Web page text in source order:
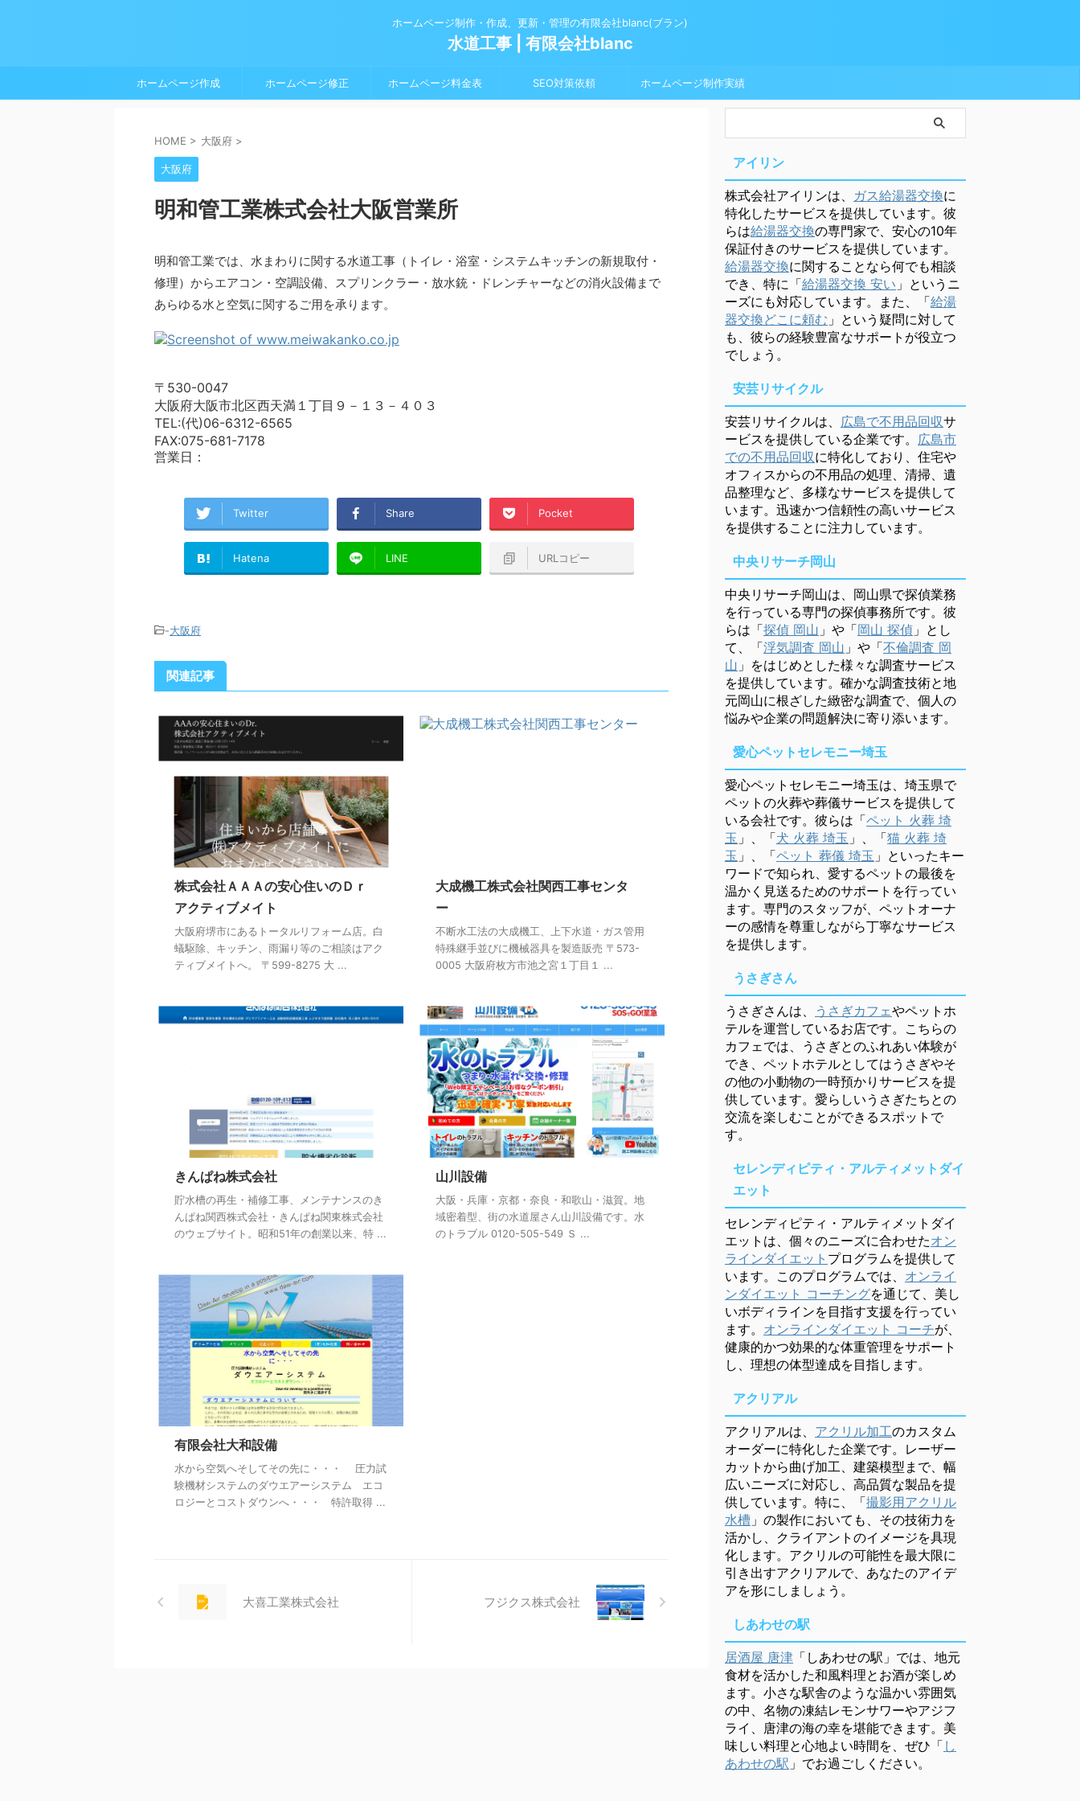
ホームページ制作・作成、更新・管理の有限会社blanc(ブラン)
水道工事 | 有限会社blanc
ホームページ作成 ホームページ修正 ホームページ料金表 SEO対策依頼 ホームページ制作実績
HOME > 大阪府 >
大阪府
明和管工業株式会社大阪営業所
明和管工業では、水まわりに関する水道工事（トイレ・浴室・システムキッチンの新規取付・
修理）からエアコン・空調設備、スプリンクラー・放水銃・ドレンチャーなどの消火設備まで
あらゆる水と空気に関するご用を承ります。
〒530-0047
大阪府大阪市北区西天満１丁目９－１３－４０３
TEL:(代)06-6312-6565
FAX:075-681-7178
営業日：
Twitter Share Pocket
Hatena LINE URLコピー
-大阪府
関連記事
株式会社ＡＡＡの安心住いのＤｒ
アクティブメイト
大阪府堺市にあるトータルリフォーム店。白
蟻駆除、キッチン、雨漏り等のご相談はアク
ティブメイトへ。 〒599-8275 大 ...
大成機工株式会社関西工事センタ
ー
不断水工法の大成機工、上下水道・ガス管用
特殊継手並びに機械器具を製造販売 〒573-
0005 大阪府枚方市池之宮１丁目１ ...
きんぱね株式会社
貯水槽の再生・補修工事、メンテナンスのき
んぱね関西株式会社・きんぱね関東株式会社
のウェブサイト。昭和51年の創業以来、特 ...
山川設備
大阪・兵庫・京都・奈良・和歌山・滋賀。地
域密着型、街の水道屋さん山川設備です。水
のトラブル 0120-505-549 Ｓ ...
有限会社大和設備
水から空気へそしてその先に・・・ 圧力試
験機材システムのダウエアーシステム エコ
ロジーとコストダウンへ・・・ 特許取得 ...
大喜工業株式会社 フジクス株式会社
アイリン
株式会社アイリンは、 ガス給湯器交換に
特化したサービスを提供しています。彼
らは給湯器交換の専門家で、安心の10年
保証付きのサービスを提供しています。
給湯器交換に関することなら何でも相談
でき、特に「給湯器交換 安い 」というニ
ーズにも対応しています。また、「給湯
器交換どこに頼む 」という疑問に対して
も、彼らの経験豊富なサポートが役立つ
でしょう。
安芸リサイクル
安芸リサイクルは、 広島で不用品回収サ
ービスを提供している企業です。 広島市
での不用品回収に特化しており、住宅や
オフィスからの不用品の処理、清掃、遺
品整理など、多様なサービスを提供して
います。迅速かつ信頼性の高いサービス
を提供することに注力しています。
中央リサーチ岡山
中央リサーチ岡山は、岡山県で探偵業務
を行っている専門の探偵事務所です。彼
らは「探偵 岡山 」や「岡山 探偵 」とし
て、「浮気調査 岡山 」や「不倫調査 岡
山 」をはじめとした様々な調査サービス
を提供しています。確かな調査技術と地
元岡山に根ざした緻密な調査で、個人の
悩みや企業の問題解決に寄り添います。
愛心ペットセレモニー埼玉
愛心ペットセレモニー埼玉は、埼玉県で
ペットの火葬や葬儀サービスを提供して
いる会社です。彼らは「ペット 火葬 埼
玉 」、「犬 火葬 埼玉 」、「猫 火葬 埼
玉 」、「ペット 葬儀 埼玉 」といったキー
ワードで知られ、愛するペットの最後を
温かく見送るためのサポートを行ってい
ます。専門のスタッフが、ペットオーナ
ーの感情を尊重しながら丁寧なサービス
を提供します。
うさぎさん
うさぎさんは、 うさぎカフェやペットホ
テルを運営しているお店です。こちらの
カフェでは、うさぎとのふれあい体験が
でき、ペットホテルとしてはうさぎやそ
の他の小動物の一時預かりサービスを提
供しています。愛らしいうさぎたちとの
交流を楽しむことができるスポットで
す。
セレンディピティ・アルティメットダイ
エット
セレンディピティ・アルティメットダイ
エットは、個々のニーズに合わせたオン
ラインダイエット プログラムを提供して
います。このプログラムでは、 オンライ
ンダイエット コーチングを通じて、美し
いボディラインを目指す支援を行ってい
ます。 オンラインダイエット コーチが、
健康的かつ効果的な体重管理をサポート
し、理想の体型達成を目指します。
アクリアル
アクリアルは、 アクリル加工のカスタム
オーダーに特化した企業です。レーザー
カットから曲げ加工、建築模型まで、幅
広いニーズに対応し、高品質な製品を提
供しています。特に、「撮影用アクリル
水槽 」の製作においても、その技術力を
活かし、クライアントのイメージを具現
化します。アクリルの可能性を最大限に
引き出すアクリアルで、あなたのアイデ
アを形にしましょう。
しあわせの駅
居酒屋 唐津 「しあわせの駅」では、地元
食材を活かした和風料理とお酒が楽しめ
ます。小さな駅舎のような温かい雰囲気
の中、名物の凍結レモンサワーやアジフ
ライ、唐津の海の幸を堪能できます。美
味しい料理と心地よい時間を、ぜひ「 し
あわせの駅 」でお過ごしください。